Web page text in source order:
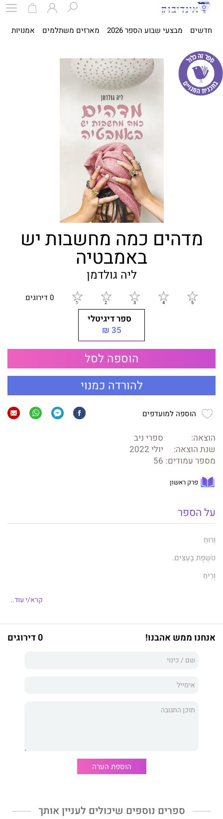
חדשים מבצעי שבוע הספר 2026 מארזים משתלמים אמנויות
מדהים כמה מחשבות יש
באמבטיה
ליה גולדמן
0 דירוגים
ספר דיגיטלי
35 ₪
הוספה לסל
להורדה כמנוי
הוספה למועדפים
הוצאה:
ספרי ניב
שנת הוצאה:
יולי 2022
מספר עמודים: 56
פרק ראשון
על הספר
וְרוּחַ
נוֹשֶׁפֶת בָּעֵצִים.
וְרֵיחַ
אוֹתִי מֵהַתְחָלָה.
ליה גולדמן, בת 21, לומדת תיאטרון ופיתוח קול. כותבת מחזות, שירה
קרא/י עוד..
אנחנו ממש אהבנו! 0 דירוגים
הוספת הערה
ספרים נוספים שיכולים לעניין אותך